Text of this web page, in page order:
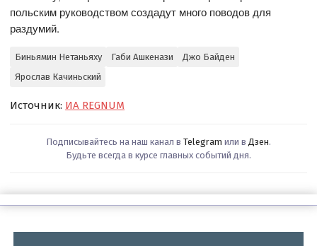
польским руководством создадут много поводов для
раздумий.
Биньямин Нетаньяху Габи Ашкенази
Джо Байден
Ярослав Качиньский
Источник: ИА REGNUM
Подписывайтесь на наш канал в Telegram или в Дзен.
Будьте всегда в курсе главных событий дня.